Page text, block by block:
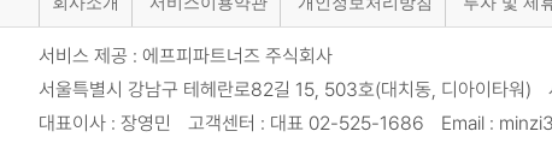
서비스 제공 : 에프피파트너즈 주식회사
서울특별시 강남구 테헤란로82길 15, 503호(대치동, 디아이타
대표이사 : 장영민 고객센터 : 대표 02-525-1686 Email :